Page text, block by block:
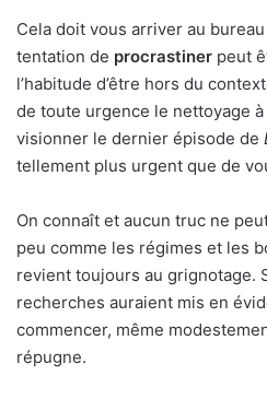
Cela doit vous arriver au
tentation de procrastiner peut
l’habitude d’être hors du
de toute urgence le nettoyage
visionner le dernier épisode de
tellement plus urgent que de
On connaît et aucun truc ne
peu comme les régimes et les
revient toujours au grignotage.
recherches auraient mis en
commencer, même
répugne.